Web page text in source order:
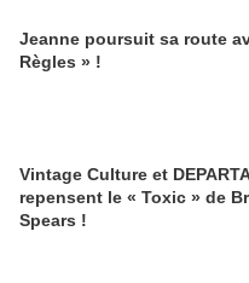
Jeanne poursuit sa route
Règles » !
Vintage Culture et
repensent le « Toxic » de
Spears !